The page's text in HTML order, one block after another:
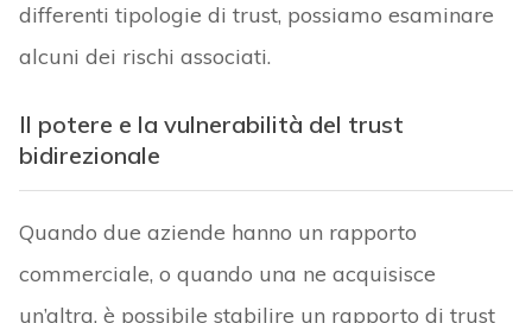
differenti tipologie di trust, possiamo esaminare
alcuni dei rischi associati.
Il potere e la vulnerabilità del trust
bidirezionale
Quando due aziende hanno un rapporto
commerciale, o quando una ne acquisisce
un’altra, è possibile stabilire un rapporto di trust